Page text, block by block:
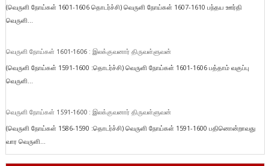
(வெருளி நோய்கள் 1601-1606 தொடர்ச்சி) வெருளி நோய்கள் 1607-1610 பந்தய ஊர்தி
வெருளி...
வெருளி நோய்கள் 1601-1606 : இலக்குவனார் திருவள்ளுவன்
(வெருளி நோய்கள் 1591-1600 :தொடர்ச்சி) வெருளி நோய்கள் 1601-1606 பத்தாம் வகுப்பு
வெருளி...
வெருளி நோய்கள் 1591-1600 : இலக்குவனார் திருவள்ளுவன்
(வெருளி நோய்கள் 1586-1590 :தொடர்ச்சி) வெருளி நோய்கள் 1591-1600 பதினொன்றாவது
வார வெருளி...